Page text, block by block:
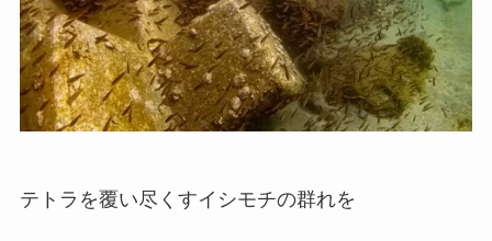
テトラを覆い尽くすイシモチの群れを